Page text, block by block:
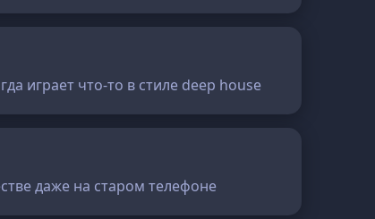
играет что-то в стиле deep house
даже на старом телефоне